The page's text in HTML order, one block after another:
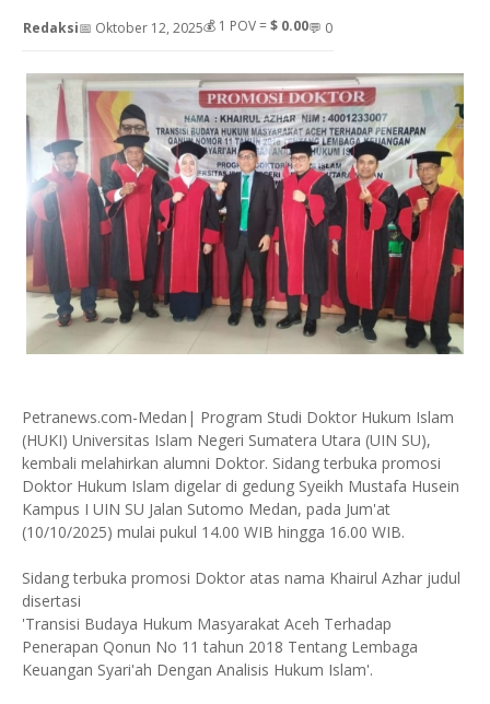
Redaksi📅 Oktober 12, 2025💰 1 POV = $ 0.00💬 0
Petranews.com-Medan| Program Studi Doktor Hukum Islam
(HUKI) Universitas Islam Negeri Sumatera Utara (UIN SU),
kembali melahirkan alumni Doktor. Sidang terbuka promosi
Doktor Hukum Islam digelar di gedung Syeikh Mustafa Husein
Kampus I UIN SU Jalan Sutomo Medan, pada Jum'at
(10/10/2025) mulai pukul 14.00 WIB hingga 16.00 WIB.
Sidang terbuka promosi Doktor atas nama Khairul Azhar judul
disertasi
'Transisi Budaya Hukum Masyarakat Aceh Terhadap
Penerapan Qonun No 11 tahun 2018 Tentang Lembaga
Keuangan Syari'ah Dengan Analisis Hukum Islam'.